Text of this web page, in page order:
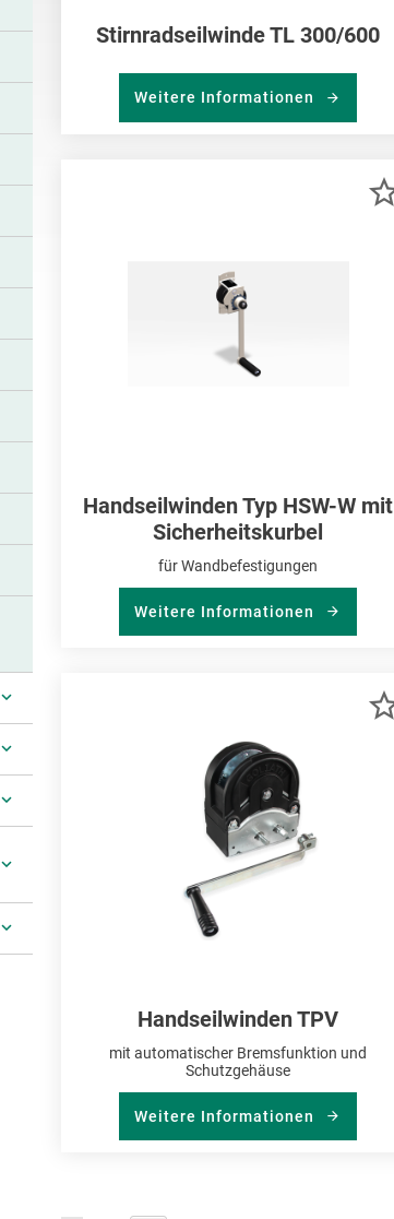
Stirnradseilwinde TL 300/600
Weitere Informationen
Handseilwinden Typ HSW-W mit
Sicherheitskurbel
für Wandbefestigungen
Weitere Informationen
Handseilwinden TPV
mit automatischer Bremsfunktion und
Schutzgehäuse
Weitere Informationen
UNTERKATEGORIEN
ANZEIGEN
UNTERKATEGORIEN
ANZEIGEN
UNTERKATEGORIEN
UNTERKATEGORIEN
UNTERKATEGORIEN